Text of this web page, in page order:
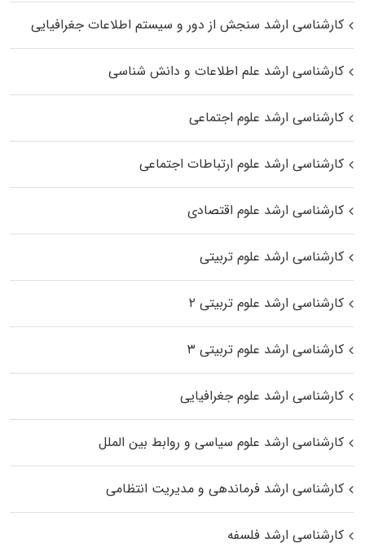
کارشناسی ارشد سنجش از دور و سیستم اطلاعات جغرافیایی
کارشناسی ارشد علم اطلاعات و دانش شناسی
کارشناسی ارشد علوم اجتماعی
کارشناسی ارشد علوم ارتباطات اجتماعی
کارشناسی ارشد علوم اقتصادی
کارشناسی ارشد علوم تربیتی
کارشناسی ارشد علوم تربیتی ۲
کارشناسی ارشد علوم تربیتی ۳
کارشناسی ارشد علوم جغرافیایی
کارشناسی ارشد علوم سیاسی و روابط بین الملل
کارشناسی ارشد فرماندهی و مدیریت انتظامی
کارشناسی ارشد فلسفه